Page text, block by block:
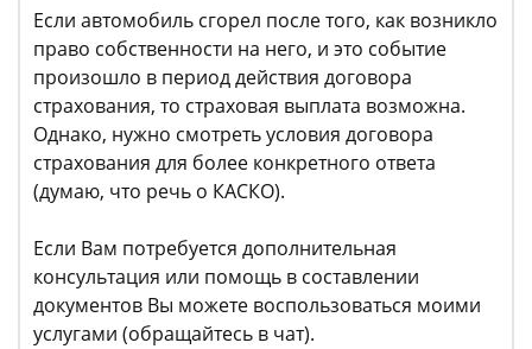
Если автомобиль сгорел после того, как возникло
право собственности на него, и это событие
произошло в период действия договора
страхования, то страховая выплата возможна.
Однако, нужно смотреть условия договора
страхования для более конкретного ответа
(думаю, что речь о КАСКО).
Если Вам потребуется дополнительная
консультация или помощь в составлении
документов Вы можете воспользоваться моими
услугами (обращайтесь в чат).